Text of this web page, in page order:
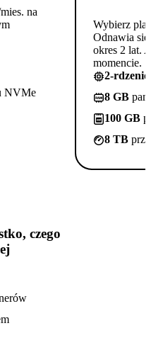
na
NVMe
Wybierz
Odnawia się
okres 2 lat.
momencie.
2-
8 GB
100 GB
8 TB
czego